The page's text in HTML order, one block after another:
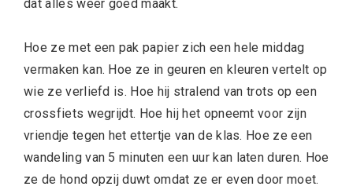
dat alles weer goed maakt.
Hoe ze met een pak papier zich een hele middag
vermaken kan. Hoe ze in geuren en kleuren vertelt op
wie ze verliefd is. Hoe hij stralend van trots op een
crossfiets wegrijdt. Hoe hij het opneemt voor zijn
vriendje tegen het ettertje van de klas. Hoe ze een
wandeling van 5 minuten een uur kan laten duren. Hoe
ze de hond opzij duwt omdat ze er even door moet.